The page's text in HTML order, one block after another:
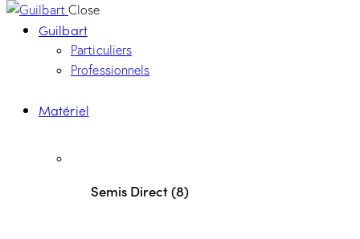
Close
Guilbart
Particuliers
Professionnels
Matériel
Semis Direct (8)